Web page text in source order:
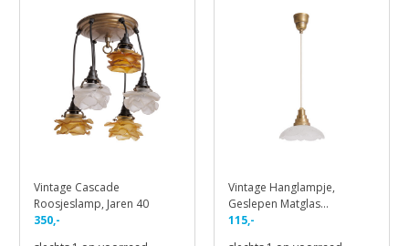
Vintage Cascade
Roosjeslamp, Jaren 40
350,-
Vintage Hanglampje,
Geslepen Matglas
Schulpkapje
115,-